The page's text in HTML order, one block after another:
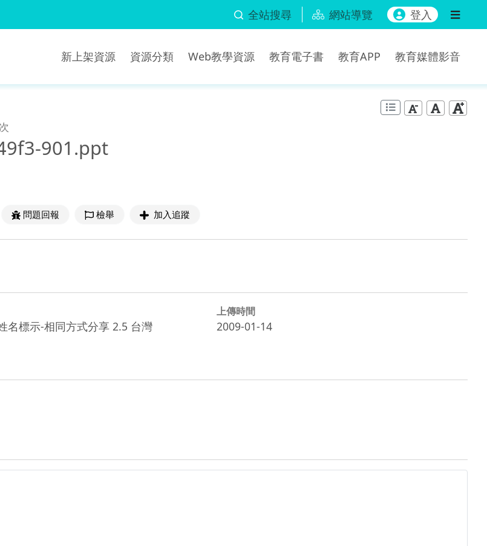
全站搜尋 網站導覽 登入
新上架資源 資源分類 Web教學資源 教育電子書 教育APP 教育媒體影音
901.ppt
問題回報 檢舉 加入追蹤
名標示-相同方式分享 2.5 台灣
上傳時間
2009-01-14